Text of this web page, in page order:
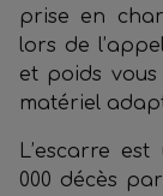
prise en
lors de
et poids vous
matériel
L’escarre
000 décès